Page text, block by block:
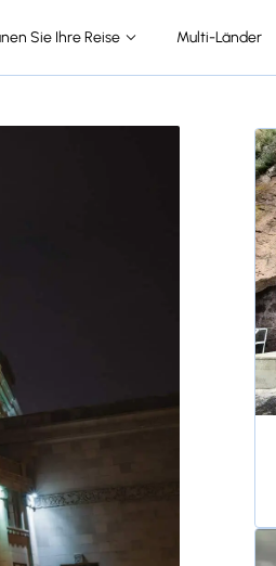
Sie Ihre Reise Multi-Länder